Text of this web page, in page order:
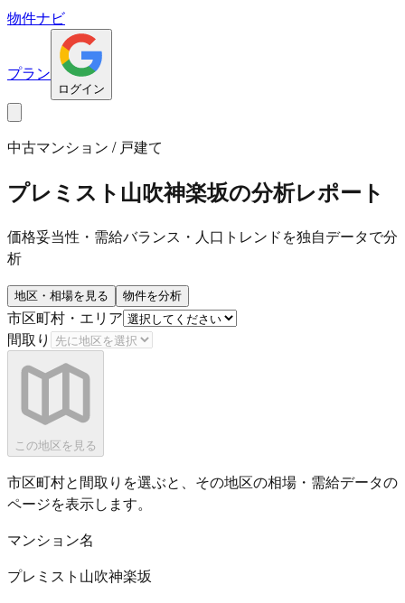
物件ナビ
プラン
ログイン
中古マンション / 戸建て
プレミスト山吹神楽坂の分析レポート
価格妥当性・需給バランス・人口トレンドを独自データで分
析
地区・相場を見る 物件を分析
市区町村・エリア
間取り
この地区を見る
市区町村と間取りを選ぶと、その地区の相場・需給データの
ページを表示します。
マンション名
プレミスト山吹神楽坂